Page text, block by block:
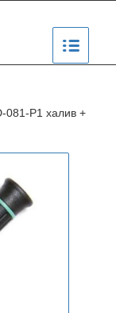
081-P1 халив +